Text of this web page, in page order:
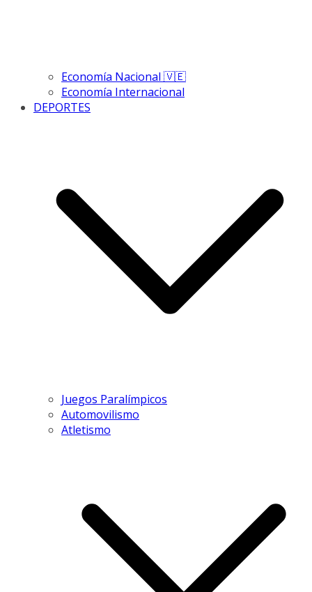
Economía Nacional 🇻🇪
Economía Internacional
DEPORTES
Juegos Paralímpicos
Automovilismo
Atletismo